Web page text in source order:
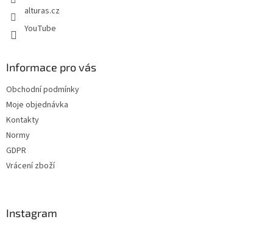
alturas.cz
YouTube
Informace pro vás
Obchodní podmínky
Moje objednávka
Kontakty
Normy
GDPR
Vrácení zboží
Instagram